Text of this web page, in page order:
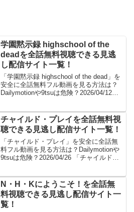
学園黙示録 highschool of the
deadを全話無料視聴できる見逃
し配信サイト一覧！
「学園黙示録 highschool of the dead」を
安全に全話無料フル動画を見る方法は？
Dailymotionや9tsuは危険？2026/04/12
チャイルド・プレイを全話無料視
聴できる見逃し配信サイト一覧！
「チャイルド・プレイ」を安全に全話無
料フル動画を見る方法は？Dailymotionや
9tsuは危険？2026/04/26 「チャイルド・
終了、dailymot...
N・H・Kにようこそ！を全話無
料視聴できる見逃し配信サイト一
覧！